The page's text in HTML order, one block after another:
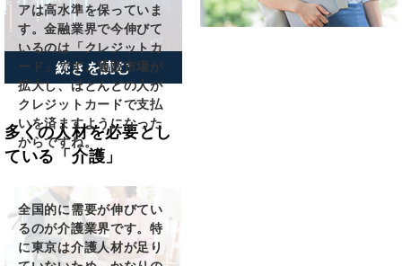
アは高水準を保っていま
す。金融業界で今伸びて
いるのは「クレジットカ
ード」です。通販市場が
拡大し、ほとんどの人が
クレジットカードで支払
いを済ますようになった
からですね。
続きを読む
多くの人材を必要とし
ている「介護」
全国的に需要が伸びてい
るのが介護業界です。特
に東京は介護人材が足り